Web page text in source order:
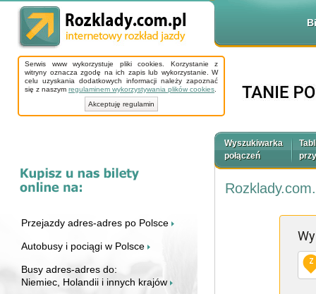
Serwis www wykorzystuje pliki cookies. Korzystanie z
witryny oznacza zgodę na ich zapis lub wykorzystanie. W
celu uzyskania dodatkowych informacji należy zapoznać
się z naszym regulaminem wykorzystywania plików cookies
Akceptuję regulamin
Przejazdy adres-adres po Polsce
Autobusy i pociągi w Polsce
Busy adres-adres do:
Niemiec, Holandii i innych krajów
Wyszukiwarka
połączeń
Z